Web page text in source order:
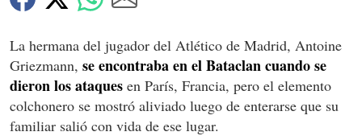
La hermana del jugador del Atlético de Madrid, Antoine
Griezmann, se encontraba en el Bataclan cuando se
dieron los ataques en París, Francia, pero el elemento
colchonero se mostró aliviado luego de enterarse que su
familiar salió con vida de ese lugar.